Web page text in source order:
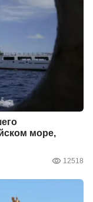
море,
12518